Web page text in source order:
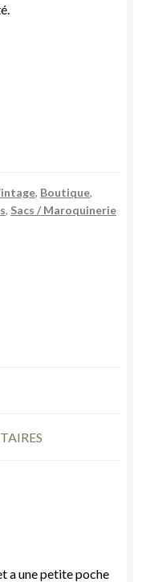
, Boutique,
, Sacs / Maroquinerie
a une petite poche